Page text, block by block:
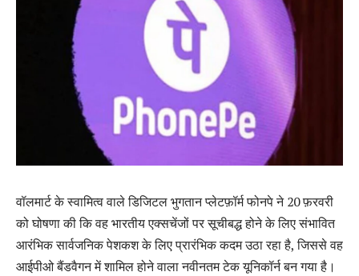
वॉलमार्ट के स्वामित्व वाले डिजिटल भुगतान प्लेटफ़ॉर्म फोनपे ने 20 फ़रवरी
को घोषणा की कि वह भारतीय एक्सचेंजों पर सूचीबद्ध होने के लिए संभावित
आरंभिक सार्वजनिक पेशकश के लिए प्रारंभिक कदम उठा रहा है, जिससे वह
आईपीओ बैंडवैगन में शामिल होने वाला नवीनतम टेक यूनिकॉर्न बन गया है।